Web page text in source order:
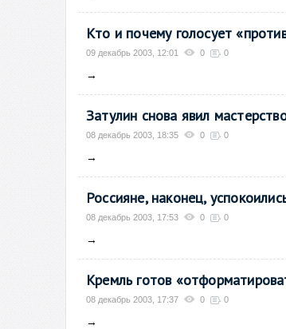
Кто и почему голосует
09 декабрь 2003, 12:01 0 0
→
Затулин снова явил
08 декабрь 2003, 18:35 0 0
→
Россияне, наконец,
08 декабрь 2003, 17:53 0 0
→
Кремль готов
08 декабрь 2003, 17:37 0 0
→